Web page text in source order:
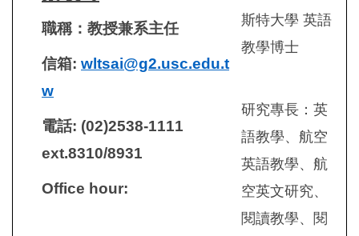
職稱：教授兼系主任
信箱: wltsai@g2.usc.edu.t
w
電話: (02)2538-1111
ext.8310/8931
Office hour:
斯特大學 英語
教學博士
研究專長：英
語教學、航空
英語教學、航
空英文研究、
閱讀教學、閱